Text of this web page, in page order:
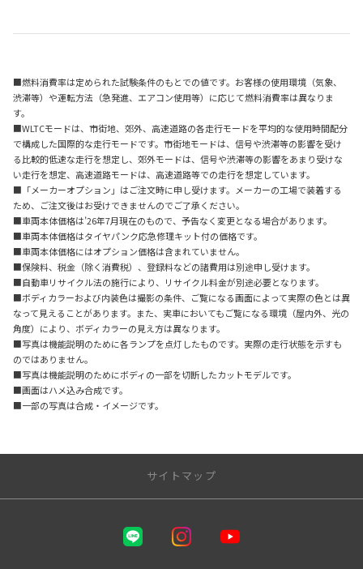
■燃料消費率は定められた試験条件のもとでの値です。お客様の使用環境（気象、
渋滞等）や運転方法（急発進、エアコン使用等）に応じて燃料消費率は異なりま
す。
■WLTCモードは、市街地、郊外、高速道路の各走行モードを平均的な使用時間配分
で構成した国際的な走行モードです。市街地モードは、信号や渋滞等の影響を受け
る比較的低速な走行を想定し、郊外モードは、信号や渋滞等の影響をあまり受けな
い走行を想定、高速道路モードは、高速道路等での走行を想定しています。
■「メーカーオプション」はご注文時に申し受けます。メーカーの工場で装着する
ため、ご注文後はお受けできませんのでご了承ください。
■車両本体価格は’26年7月現在のもので、予告なく変更となる場合があります。
■車両本体価格はタイヤパンク応急修理キット付の価格です。
■車両本体価格にはオプション価格は含まれていません。
■保険料、税金（除く消費税）、登録料などの諸費用は別途申し受けます。
■自動車リサイクル法の施行により、リサイクル料金が別途必要となります。
■ボディカラーおよび内装色は撮影の条件、ご覧になる画面によって実際の色とは異
なって見えることがあります。また、実車においてもご覧になる環境（屋内外、光の
角度）により、ボディカラーの見え方は異なります。
■写真は機能説明のために各ランプを点灯したものです。実際の走行状態を示すも
のではありません。
■写真は機能説明のためにボディの一部を切断したカットモデルです。
■画面はハメ込み合成です。
■一部の写真は合成・イメージです。
サイトマップ
三重トヨタ自動車株式会社